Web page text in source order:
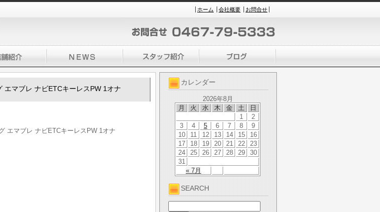
ホーム 会社概要 お問合せ
カレンダー
2026年8月
月
火 水 木 金 土 日
« 7月
1
2
3
4 5 6 7 8
9
10
11 12 13 14 15
16
17
18 19 20 21 22
23
24
25 26 27 28 29
30
31
SEARCH
マブレ ナビETCキーレスPW 1オナ
エマブレ ナビETCキーレスPW 1オナ